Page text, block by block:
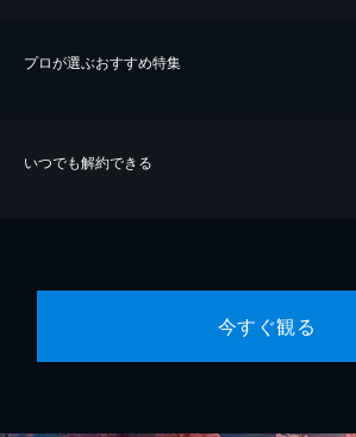
プロが選ぶおすすめ特集
いつでも解約できる
今すぐ観る